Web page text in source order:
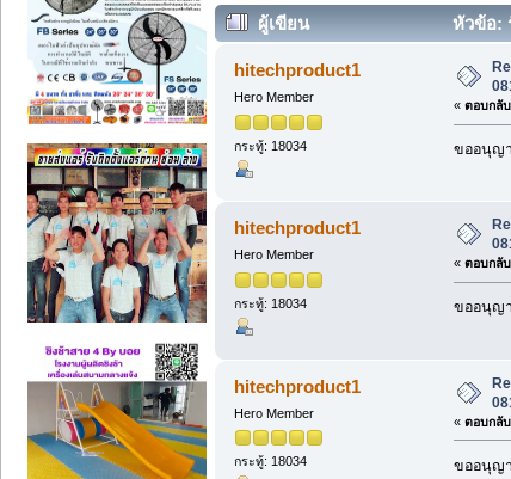
ผู้เขียน หัวข้อ:
hitechproduct1
Hero Member
กระทู้: 18034
« ตอบกลั
ขออนุญ
hitechproduct1
Hero Member
กระทู้: 18034
« ตอบกลั
ขออนุญ
hitechproduct1
Hero Member
กระทู้: 18034
« ตอบกลั
ขออนุญ